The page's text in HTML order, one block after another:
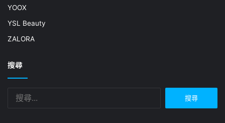
YOOX
YSL Beauty
ZALORA
搜尋